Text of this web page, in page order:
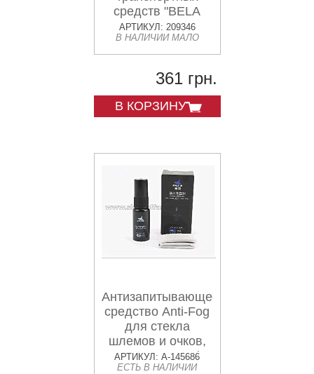
средств "BELA
PRO" черника. 1L
АРТИКУЛ: 209346
В НАЛИЧИИ МАЛО
361 грн.
В КОРЗИНУ
Антизапитывающее
средство Anti-Fog
для стекла
шлемов и очков,
аэрозоль 15ml
АРТИКУЛ: A-145686
ЕСТЬ В НАЛИЧИИ